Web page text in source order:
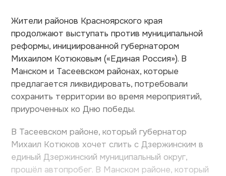
Жители районов Красноярского края
продолжают выступать против муниципальной
реформы, инициированной губернатором
Михаилом Котюковым («Единая Россия»). В
Манском и Тасеевском районах, которые
предлагается ликвидировать, потребовали
сохранить территории во время мероприятий,
приуроченных ко Дню победы.
В Тасеевском районе, который губернатор
Михаил Котюков хочет слить с Дзержинским в
единый Дзержинский муниципальный округ,
прошёл автопробег. В Манском районе, который